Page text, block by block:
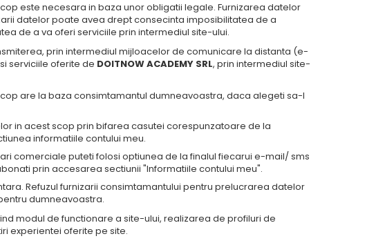
este necesara in baza unor obligatii legale. Furnizarea datelor
datelor poate avea drept consecinta imposibilitatea de a
de a va oferi serviciile prin intermediul site-ului.
prin intermediul mijloacelor de comunicare la distanta (e-
serviciile oferite de DOITNOW ACADEMY SRL, prin intermediul site-
are la baza consimtamantul dumneavoastra, daca alegeti sa-l
in acest scop prin bifarea casutei corespunzatoare de la
informatiile contului meu.
comerciale puteti folosi optiunea de la finalul fiecarui e-mail/ sms
prin accesarea sectiunii "Informatiile contului meu".
Refuzul furnizarii consimtamantului pentru prelucrarea datelor
dumneavoastra.
modul de functionare a site-ului, realizarea de profiluri de
experientei oferite pe site.